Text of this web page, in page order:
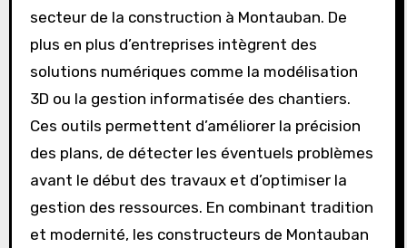
secteur de la construction à Montauban. De
plus en plus d’entreprises intègrent des
solutions numériques comme la modélisation
3D ou la gestion informatisée des chantiers.
Ces outils permettent d’améliorer la précision
des plans, de détecter les éventuels problèmes
avant le début des travaux et d’optimiser la
gestion des ressources. En combinant tradition
et modernité, les constructeurs de Montauban